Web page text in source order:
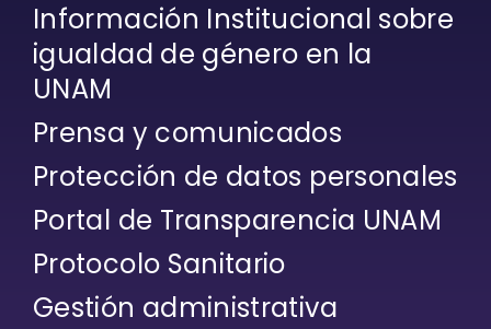
Información Institucional sobre
igualdad de género en la
UNAM
Prensa y comunicados
Protección de datos personales
Portal de Transparencia UNAM
Protocolo Sanitario
Gestión administrativa